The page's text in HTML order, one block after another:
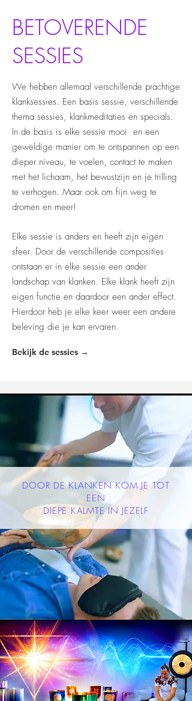
BETOVERENDE
SESSIES
We hebben allemaal verschillende prachtige
klanksessies. Een basis sessie, verschillende
thema sessies, klankmeditaties en specials.
In de basis is elke sessie mooi en een
geweldige manier om te ontspannen op een
dieper niveau, te voelen, contact te maken
met het lichaam, het bewustzijn en je trilling
te verhogen. Maar ook om fijn weg te
dromen en meer!
Elke sessie is anders en heeft zijn eigen
sfeer. Door de verschillende composities
ontstaan er in elke sessie een ander
landschap van klanken. Elke klank heeft zijn
eigen functie en daardoor een ander effect.
Hierdoor heb je elke keer weer een andere
beleving die je kan ervaren.
Bekijk de sessies →
DOOR DE KLANKEN KOM JE TOT
EEN
DIEPE KALMTE IN JEZELF